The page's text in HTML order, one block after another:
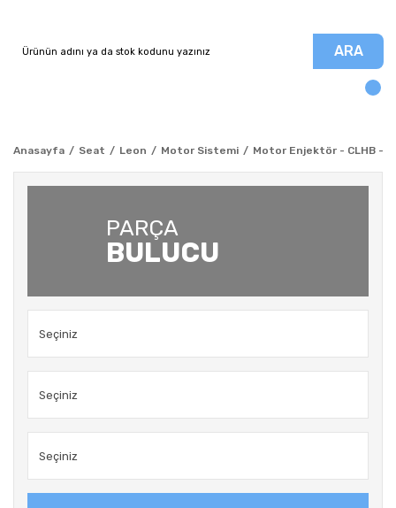
ARA
Anasayfa Seat Leon Motor Sistemi Motor Enjektör - CLHB -
PARÇA
BULUCU